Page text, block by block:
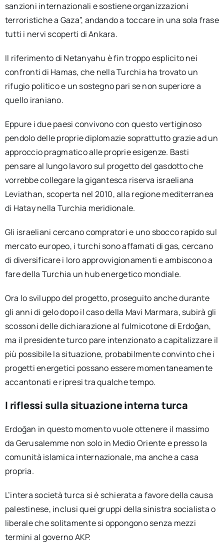
sanzioni internazionali e sostiene organizzazioni
terroristiche a Gaza”, andando a toccare in una sola frase
tutti i nervi scoperti di Ankara.
Il riferimento di Netanyahu è fin troppo esplicito nei
confronti di Hamas, che nella Turchia ha trovato un
rifugio politico e un sostegno pari se non superiore a
quello iraniano.
Eppure i due paesi convivono con questo vertiginoso
pendolo delle proprie diplomazie soprattutto grazie ad un
approccio pragmatico alle proprie esigenze. Basti
pensare al lungo lavoro sul progetto del gasdotto che
vorrebbe collegare la gigantesca riserva israeliana
Leviathan, scoperta nel 2010, alla regione mediterranea
di Hatay nella Turchia meridionale.
Gli israeliani cercano compratori e uno sbocco rapido sul
mercato europeo, i turchi sono affamati di gas, cercano
di diversificare i loro approvvigionamenti e ambiscono a
fare della Turchia un hub energetico mondiale.
Ora lo sviluppo del progetto, proseguito anche durante
gli anni di gelo dopo il caso della Mavi Marmara, subirà gli
scossoni delle dichiarazione al fulmicotone di Erdoğan,
ma il presidente turco pare intenzionato a capitalizzare il
più possibile la situazione, probabilmente convinto che i
progetti energetici possano essere momentaneamente
accantonati e ripresi tra qualche tempo.
I riflessi sulla situazione interna turca
Erdoğan in questo momento vuole ottenere il massimo
da Gerusalemme non solo in Medio Oriente e presso la
comunità islamica internazionale, ma anche a casa
propria.
L’intera società turca si è schierata a favore della causa
palestinese, inclusi quei gruppi della sinistra socialista o
liberale che solitamente si oppongono senza mezzi
termini al governo AKP.